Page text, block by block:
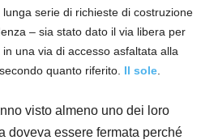
serie di richieste di costruzione
– sia stato dato il via libera per
una via di accesso asfaltata alla
quanto riferito. Il sole
visto almeno uno dei loro
doveva essere fermata perché